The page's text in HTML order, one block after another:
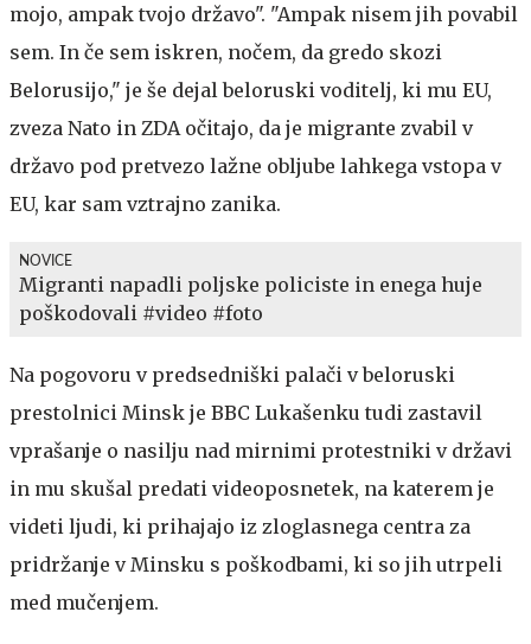
mojo, ampak tvojo državo". "Ampak nisem jih povabil
sem. In če sem iskren, nočem, da gredo skozi
Belorusijo," je še dejal beloruski voditelj, ki mu EU,
zveza Nato in ZDA očitajo, da je migrante zvabil v
državo pod pretvezo lažne obljube lahkega vstopa v
EU, kar sam vztrajno zanika.
NOVICE
Migranti napadli poljske policiste in enega huje
poškodovali #video #foto
Na pogovoru v predsedniški palači v beloruski
prestolnici Minsk je BBC Lukašenku tudi zastavil
vprašanje o nasilju nad mirnimi protestniki v državi
in mu skušal predati videoposnetek, na katerem je
videti ljudi, ki prihajajo iz zloglasnega centra za
pridržanje v Minsku s poškodbami, ki so jih utrpeli
med mučenjem.